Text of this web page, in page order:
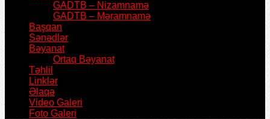
GADTB – Nizamnamə
GADTB – Məramnamə
Başqan
Sənədlər
Bəyanat
Ortaq Bəyanat
Təhlil
Linklər
Əlaqə
Video Galeri
Foto Galeri